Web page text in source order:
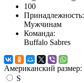
100
Принадлежность:
Мужчинам
Команда:
Buffalo Sabres
Американский размер:
S